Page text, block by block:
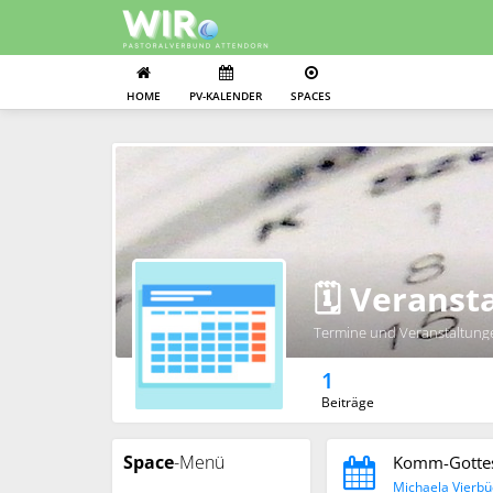
HOME PV-KALENDER SPACES
🗓️
Termine und
1
Beiträge
Space-Menü Komm-
Michaela